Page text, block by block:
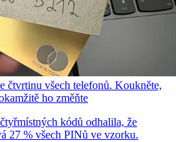
čtvrtinu všech telefonů. Koukněte,
ho změňte
kódů odhalila, že
27 % všech PINů ve vzorku.